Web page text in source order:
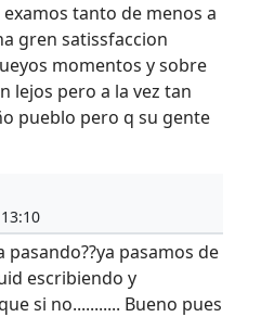
tanto de menos a
gren satissfaccion
momentos y sobre
lejos pero a la vez tan
pueblo pero q su gente
pasamos de
escribiendo y
si no........... Bueno pues